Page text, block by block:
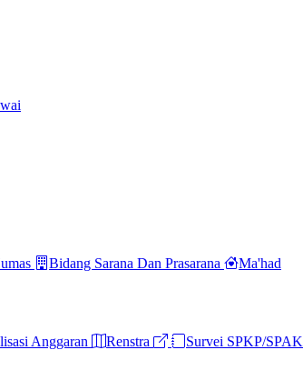
Bidang Sarana Dan Prasarana Ma'had
Anggaran Renstra Survei SPKP/SPAK